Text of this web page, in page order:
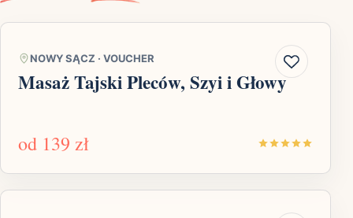
NOWY SĄCZ · VOUCHER
Masaż Tajski Pleców, Szyi i Głowy
od 139 zł